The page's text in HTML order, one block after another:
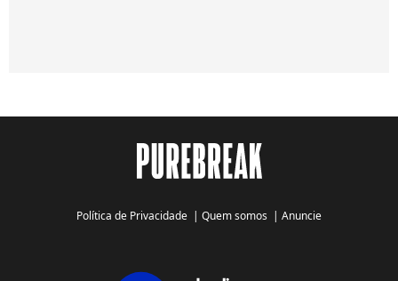
Política de Privacidade | Quem somos | Anuncie